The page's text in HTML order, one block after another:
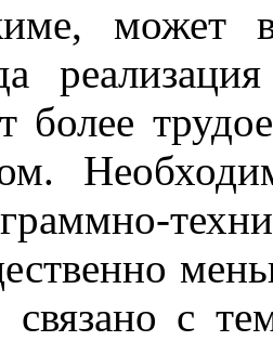
может
более
связано с